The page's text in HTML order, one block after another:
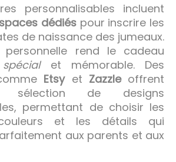
personnalisables incluent
dédiés pour inscrire les
de naissance des jumeaux.
rend le cadeau
spécialet mémorable. Des
Etsyet Zazzleoffrent
sélection de designs
permettant de choisir les
et les détails qui
aux parents et aux